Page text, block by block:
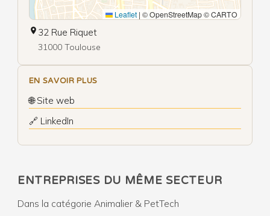
Leaflet | © OpenStreetMap © CARTO
32 Rue Riquet
31000 Toulouse
EN SAVOIR PLUS
🌐 Site web
🔗 LinkedIn
ENTREPRISES DU MÊME SECTEUR
Dans la catégorie Animalier & PetTech